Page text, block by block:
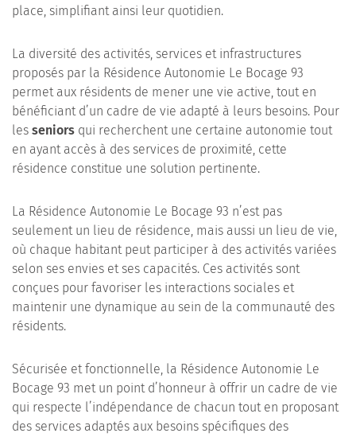
place, simplifiant ainsi leur quotidien.
La diversité des activités, services et infrastructures
proposés par la Résidence Autonomie Le Bocage 93
permet aux résidents de mener une vie active, tout en
bénéficiant d’un cadre de vie adapté à leurs besoins. Pour
les seniors qui recherchent une certaine autonomie tout
en ayant accès à des services de proximité, cette
résidence constitue une solution pertinente.
La Résidence Autonomie Le Bocage 93 n’est pas
seulement un lieu de résidence, mais aussi un lieu de vie,
où chaque habitant peut participer à des activités variées
selon ses envies et ses capacités. Ces activités sont
conçues pour favoriser les interactions sociales et
maintenir une dynamique au sein de la communauté des
résidents.
Sécurisée et fonctionnelle, la Résidence Autonomie Le
Bocage 93 met un point d’honneur à offrir un cadre de vie
qui respecte l’indépendance de chacun tout en proposant
des services adaptés aux besoins spécifiques des